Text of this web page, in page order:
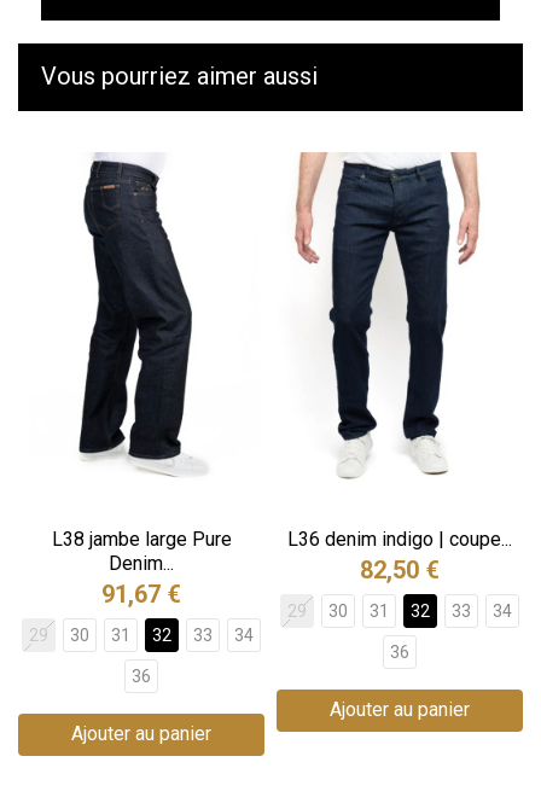
Vous pourriez aimer aussi
L38 jambe large Pure
Denim...
91,67 €
29 30 31 32 33 34
36
Ajouter au panier
L36 denim indigo | coupe...
82,50 €
29 30 31 32 33 34
36
Ajouter au panier